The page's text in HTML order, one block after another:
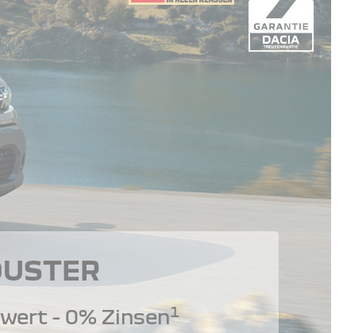
- 0% Zinsen1